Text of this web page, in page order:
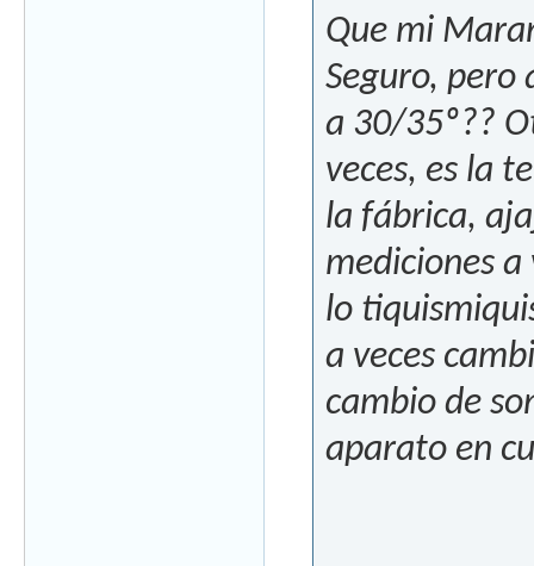
Que mi
Seguro, pero
a 30/35º??
veces, es la
la fábrica,
mediciones a
lo
a veces
cambio de
aparato en